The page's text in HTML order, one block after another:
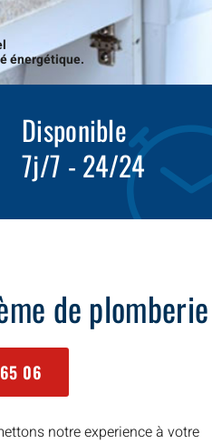
énergétique.
Disponible
7j/7 - 24/24
de
06
notre experience à votre